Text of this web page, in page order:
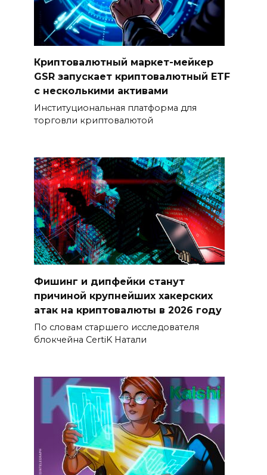
Криптовалютный маркет-мейкер
GSR запускает криптовалютный ETF
с несколькими активами
Институциональная платформа для
торговли криптовалютой
Фишинг и дипфейки станут
причиной крупнейших хакерских
атак на криптовалюты в 2026 году
По словам старшего исследователя
блокчейна CertiK Натали